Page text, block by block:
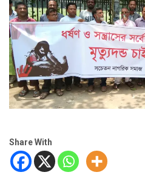
Share With